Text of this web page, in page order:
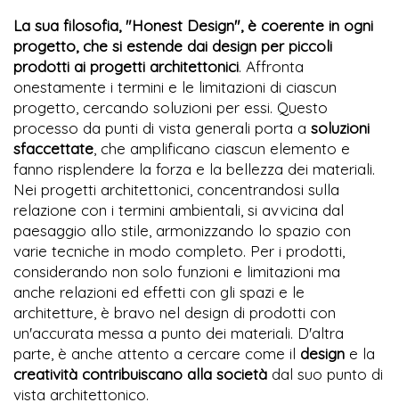
La sua filosofia, "Honest Design", è coerente in ogni
progetto, che si estende dai design per piccoli
prodotti ai progetti architettonici. Affronta
onestamente i termini e le limitazioni di ciascun
progetto, cercando soluzioni per essi. Questo
processo da punti di vista generali porta a soluzioni
sfaccettate , che amplificano ciascun elemento e
fanno risplendere la forza e la bellezza dei materiali.
Nei progetti architettonici, concentrandosi sulla
relazione con i termini ambientali, si avvicina dal
paesaggio allo stile, armonizzando lo spazio con
varie tecniche in modo completo. Per i prodotti,
considerando non solo funzioni e limitazioni ma
anche relazioni ed effetti con gli spazi e le
architetture, è bravo nel design di prodotti con
un'accurata messa a punto dei materiali. D'altra
parte, è anche attento a cercare come il design e la
creatività contribuiscano alla società dal suo punto di
vista architettonico.